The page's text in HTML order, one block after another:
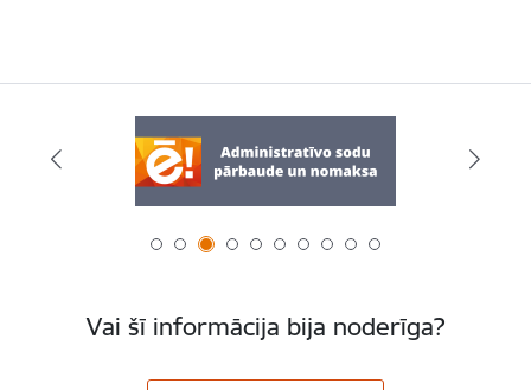
Vai šī informācija bija noderīga?